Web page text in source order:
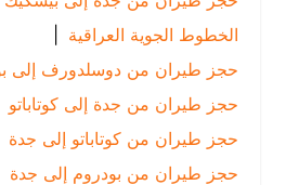
الخطوط الجوية العراقية
حجز طيران من دوسلدورف إلى بودروم
حجز طيران من جدة إلى كوتاباتو |
حجز طيران من كوتاباتو إلى جدة
حجز طيران من بودروم إلى جدة